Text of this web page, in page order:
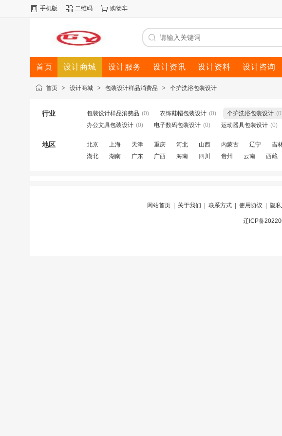
手机版 二维码 购物车
首页 设计商城 设计服务 设计资讯 设计资料 设计咨询
首页 > 设计商城 > 包装设计样品消费品 > 个护洗浴包装设计
行业 包装设计样品消费品 (0) 衣饰鞋帽包装设计 (0) 个护洗浴包装设计
办公文具包装设计 (0) 电子数码包装设计 (0) 运动器具包装设计 (0)
地区 北京 上海 天津 重庆 河北 山西 内蒙古 辽宁 吉
湖北
湖南 广东 广西 海南 四川 贵州 云南 西藏
网站首页| 关于我们 联系方式| 使用协议 隐
辽ICP备